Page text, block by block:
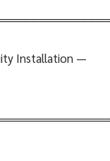
Installation —